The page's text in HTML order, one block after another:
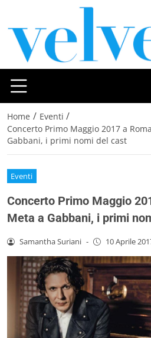
Home / Eventi /
Concerto Primo Maggio 2017 a
Gabbani, i primi nomi del cast
Eventi
Concerto Primo Maggio
Meta a Gabbani, i primi
Samantha Suriani - 10 Aprile